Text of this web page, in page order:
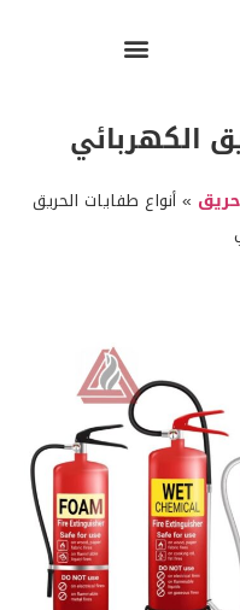
الكهربائي
»أنواع طفايات الحريق